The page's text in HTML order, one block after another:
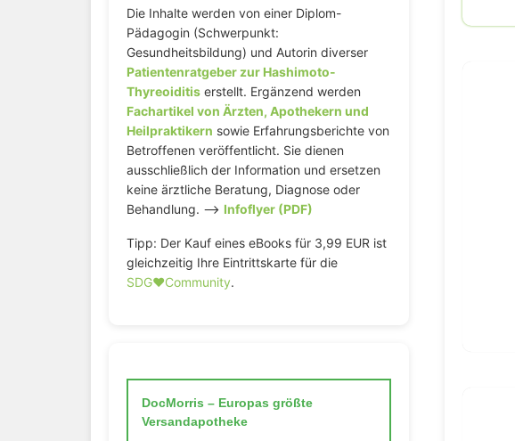
Die Inhalte werden von einer Diplom-
Pädagogin (Schwerpunkt:
Gesundheitsbildung) und Autorin diverser
Patientenratgeber zur Hashimoto-
Thyreoiditis erstellt. Ergänzend werden
Fachartikel von Ärzten, Apothekern und
Heilpraktikern sowie Erfahrungsberichte von
Betroffenen veröffentlicht. Sie dienen
ausschließlich der Information und ersetzen
keine ärztliche Beratung, Diagnose oder
Behandlung. –> Infoflyer (PDF)
Tipp: Der Kauf eines eBooks für 3,99 EUR ist
gleichzeitig Ihre Eintrittskarte für die
SDG♥️Community.
DocMorris – Europas größte
Versandapotheke